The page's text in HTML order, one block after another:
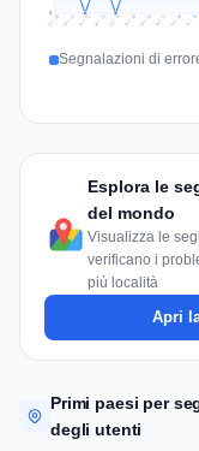
Jul 10 Jul 11 Jul 12 Jul 13 Jul 14 Jul 15 Jul 16 Jul 17 Jul 18 Jul 19
Segnalazioni di
Esplora le
del mondo
Visualizza le
verificano i
più località
Apri
Primi paesi per
degli utenti